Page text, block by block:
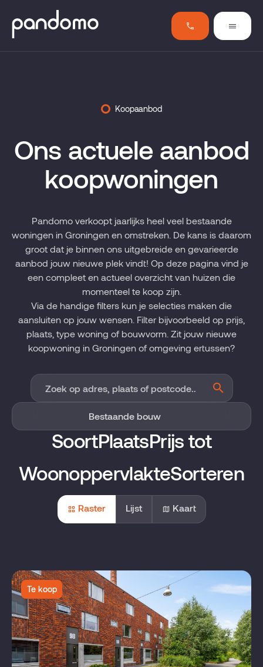
Koopaanbod
Ons actuele aanbod
koopwoningen
Pandomo verkoopt jaarlijks heel veel bestaande
woningen in Groningen en omstreken. De kans is daarom
groot dat je binnen ons uitgebreide en gevarieerde
aanbod jouw nieuwe plek vindt! Op deze pagina vind je
een compleet en actueel overzicht van huizen die
momenteel te koop zijn.
Via de handige filters kun je selecties maken die
aansluiten op jouw wensen. Filter bijvoorbeeld op prijs,
plaats, type woning of bouwvorm. Zit jouw nieuwe
koopwoning in Groningen of omgeving ertussen?
SoortPlaatsPrijs tot
WoonoppervlakteSorteren
Raster Lijst Kaart
Te koop